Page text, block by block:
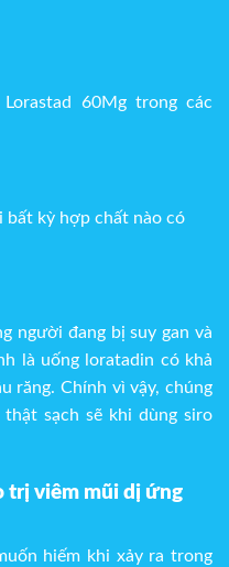
60Mg trong các
bất kỳ hợp chất nào có
người đang bị suy gan và
là uống loratadin có khả
răng. Chính vì vậy, chúng
sạch sẽ khi dùng siro
trị viêm mũi dị ứng
hiếm khi xảy ra trong